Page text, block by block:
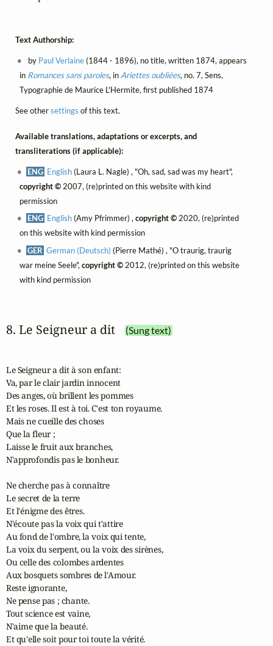
Text Authorship:
by Paul Verlaine(1844 - 1896), no title, written 1874, appears
in Romances sans paroles, in Ariettes oubliées, no. 7, Sens,
Typographie de Maurice L'Hermite, first published 1874
See othersettings of this text.
Available translations, adaptations or excerpts, and
transliterations (if applicable):
ENG English(Laura L. Nagle) , "Oh, sad, sad was my heart",
copyright ©2007, (re)printed on this website with kind
permission
ENG English(Amy Pfrimmer) ,copyright ©2020, (re)printed
on this website with kind permission
GER German (Deutsch) (Pierre Mathé) , "O traurig, traurig
war meine Seele", copyright ©2012, (re)printed on this website
with kind permission
8. Le Seigneur a dit (Sung text)
Le Seigneur a dit à son enfant:
Va, par le clair jardin innocent
Des anges, où brillent les pommes
Et les roses. Il est à toi. C'est ton royaume.
Mais ne cueille des choses
Que la fleur ;
Laisse le fruit aux branches,
N'approfondis pas le bonheur.
Ne cherche pas à connaître
Le secret de la terre
Et l'énigme des êtres.
N'écoute pas la voix qui t'attire
Au fond de l'ombre, la voix qui tente,
La voix du serpent, ou la voix des sirènes,
Ou celle des colombes ardentes
Aux bosquets sombres de l'Amour.
Reste ignorante,
Ne pense pas ; chante.
Tout science est vaine,
N'aime que la beauté.
Et qu'elle soit pour toi toute la vérité.